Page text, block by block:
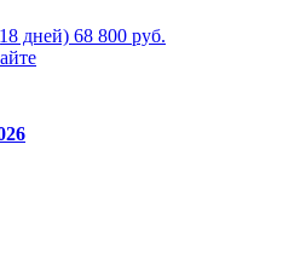
дней) 68 800 руб.